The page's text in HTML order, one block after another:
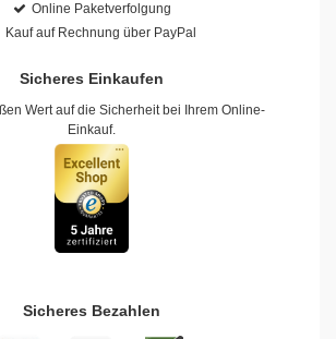
Online Paketverfolgung
Kauf auf Rechnung über PayPal
Sicheres Einkaufen
Wert auf die Sicherheit bei Ihrem Online-
Einkauf.
Sicheres Bezahlen